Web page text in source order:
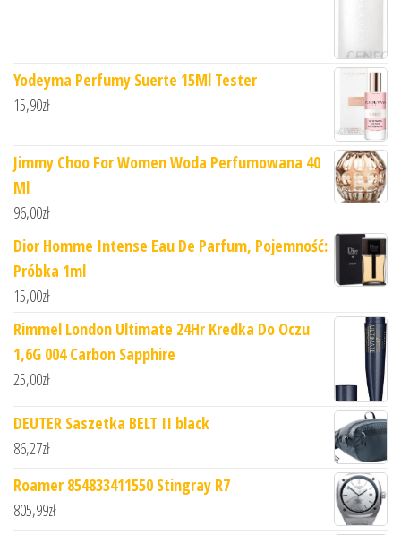
Yodeyma Perfumy Suerte 15Ml Tester
15,90zł
Jimmy Choo For Women Woda Perfumowana 40
Ml
96,00zł
Dior Homme Intense Eau De Parfum, Pojemność:
Próbka 1ml
15,00zł
Rimmel London Ultimate 24Hr Kredka Do Oczu
1,6G 004 Carbon Sapphire
25,00zł
DEUTER Saszetka BELT II black
86,27zł
Roamer 854833411550 Stingray R7
805,99zł